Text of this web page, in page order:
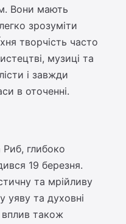
Вони мають
зрозуміти
творчість часто
музиці та
і завжди
в оточенні.
Риб, глибоко
19 березня.
та мрійливу
уяву та духовні
також